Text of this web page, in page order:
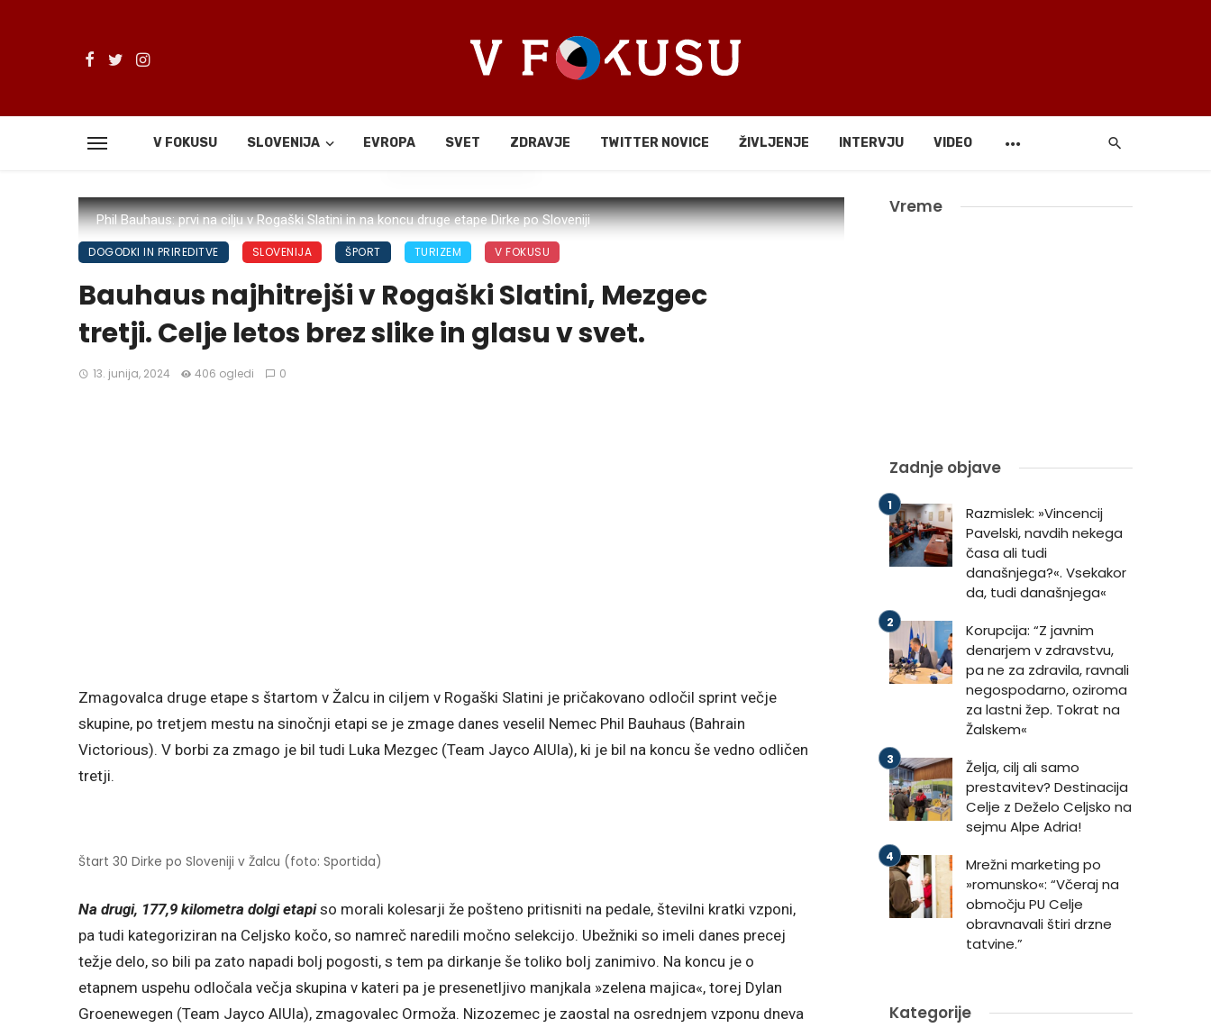
V FOKUSU SLOVENIJA EVROPA SVET ZDRAVJE TWITTER NOVICE ŽIVLJENJE INTERVJU VIDEO
Phil Bauhaus: prvi na cilju v Rogaški Slatini in na koncu druge etape Dirke po Sloveniji
Deli
DOGODKI IN PRIREDITVE SLOVENIJA ŠPORT TURIZEM V FOKUSU
Bauhaus najhitrejši v Rogaški Slatini, Mezgec
tretji. Celje letos brez slike in glasu v svet.
13. junija, 2024 406 ogledi 0
Zmagovalca druge etape s štartom v Žalcu in ciljem v Rogaški Slatini je pričakovano odločil sprint večje
skupine, po tretjem mestu na sinočnji etapi se je zmage danes veselil Nemec Phil Bauhaus (Bahrain
Victorious). V borbi za zmago je bil tudi Luka Mezgec (Team Jayco AlUla), ki je bil na koncu še vedno odličen
tretji.
Štart 30 Dirke po Sloveniji v Žalcu (foto: Sportida)
Na drugi, 177,9 kilometra dolgi etapi so morali kolesarji že pošteno pritisniti na pedale, številni kratki vzponi,
pa tudi kategoriziran na Celjsko kočo, so namreč naredili močno selekcijo. Ubežniki so imeli danes precej
težje delo, so bili pa zato napadi bolj pogosti, s tem pa dirkanje še toliko bolj zanimivo. Na koncu je o
etapnem uspehu odločala večja skupina v kateri pa je presenetljivo manjkala »zelena majica«, torej Dylan
Groenewegen (Team Jayco AlUla), zmagovalec Ormoža. Nizozemec je zaostal na osrednjem vzponu dneva
Vreme
Zadnje objave
Razmislek: »Vincencij
Pavelski, navdih nekega
časa ali tudi
današnjega?«. Vsekakor
da, tudi današnjega«
Korupcija: “Z javnim
denarjem v zdravstvu,
pa ne za zdravila, ravnali
negospodarno, oziroma
za lastni žep. Tokrat na
Žalskem«
Želja, cilj ali samo
prestavitev? Destinacija
Celje z Deželo Celjsko na
sejmu Alpe Adria!
Mrežni marketing po
»romunsko«: “Včeraj na
območju PU Celje
obravnavali štiri drzne
tatvine.”
Kategorije